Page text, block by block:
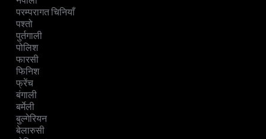
परम्परागत चिनियाँ
पश्तो
पुर्तगाली
पोलिश
फारसी
फिनिश
फ्रेंच
बंगाली
बर्मेली
बुल्गेरियन
बेलारुसी